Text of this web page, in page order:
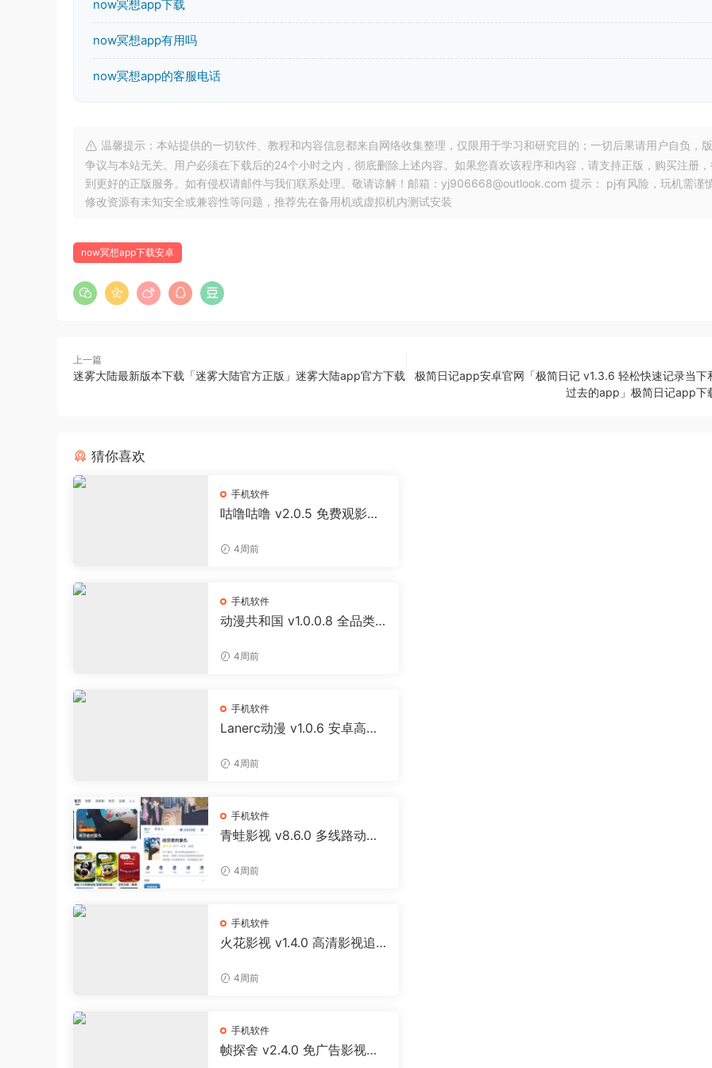
now冥想app下载
now冥想app有用吗
now冥想app的客服电话
温馨提示：本站提供的一切软件、教程和内容信息都来自网络收集整理，仅限用于学习和研究目的；一切后果请用户自负，
争议与本站无关。用户必须在下载后的24个小时之内，彻底删除上述内容。如果您喜欢该程序和内容，请支持正版，购买注册
到更好的正版服务。如有侵权请邮件与我们联系处理。敬请谅解！邮箱：yj906668@outlook.com 提示： pj有风险，玩机需谨
修改资源有未知安全或兼容性等问题，推荐先在备用机或虚拟机内测试安装
now冥想app下载安卓
上一篇
迷雾大陆最新版本下载「迷雾大陆官方正版」迷雾大陆app官方下载
极简日记app安卓官网「极简日记 v1.3.6 轻松快速记录当下
过去的app」极简日记app下
猜你喜欢
手机软件
咕噜咕噜 v2.0.5 免费观影神
4周前
手机软件
动漫共和国 v1.0.0.8 全品类
投屏缓存工具
4周前
手机软件
Lanerc动漫 v1.0.6 安卓高清
4周前
手机软件
青蛙影视 v8.6.0 多线路动漫
剧软件
4周前
手机软件
火花影视 v1.4.0 高清影视追
4周前
手机软件
帧探舍 v2.4.0 免广告影视离